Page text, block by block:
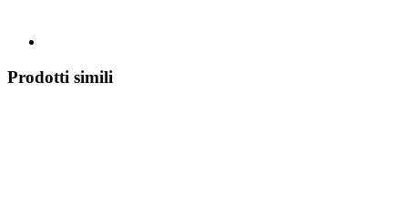
Prodotti simili